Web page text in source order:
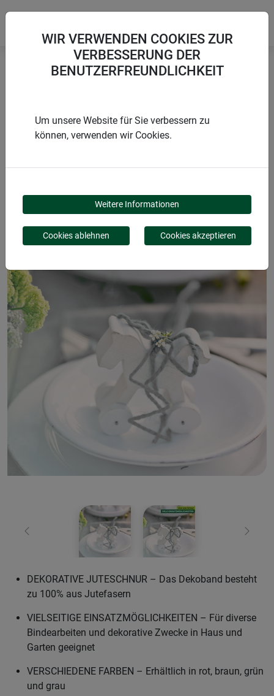
PRODUKTE
JUTE-DEKOSCHNUR
Zurück Weiter
DEKORATIVE JUTESCHNUR – Das Dekoband besteht
zu 100% aus Jutefasern
VIELSEITIGE EINSATZMÖGLICHKEITEN – Für diverse
Bindearbeiten und dekorative Zwecke in Haus und
Garten geeignet
VERSCHIEDENE FARBEN – Erhältlich in rot, braun, grün
und grau
WIR VERWENDEN COOKIES ZUR
VERBESSERUNG DER
BENUTZERFREUNDLICHKEIT
Um unsere Website für Sie verbessern zu
können, verwenden wir Cookies.
Weitere Informationen
Cookies ablehnen Cookies akzeptieren